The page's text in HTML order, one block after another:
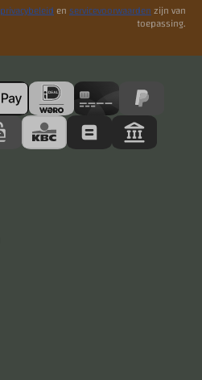
privacybeleidenservicevoorwaardenzijn van
toepassing.